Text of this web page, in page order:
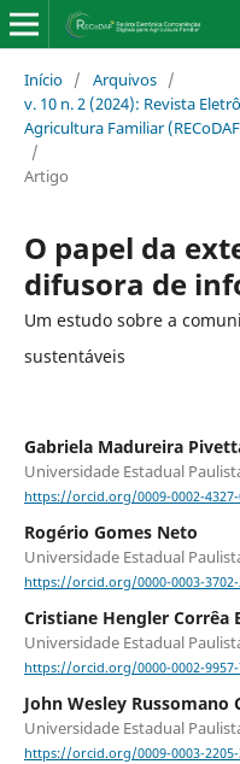
Início / Arquivos /
v. 10 n. 2 (2024): Revista
Agricultura Familiar
/
Artigo
O papel da
difusora de
Um estudo sobre a
sustentáveis
Gabriela Madureira
Universidade Estadual
https://orcid.org/0009-0002-4327-
Rogério Gomes Neto
Universidade Estadual
https://orcid.org/0000-0003-3702-
Cristiane Hengler Corrêa
Universidade Estadual
https://orcid.org/0000-0002-9957-
John Wesley Russomano
Universidade Estadual
https://orcid.org/0009-0003-2205-